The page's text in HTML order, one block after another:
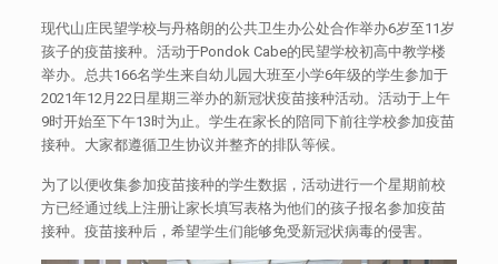
现代山庄民望学校与丹格朗的公共卫生办公处合作举办6岁至11岁
孩子的疫苗接种。活动于Pondok Cabe的民望学校初高中教学楼
举办。总共166名学生来自幼儿园大班至小学6年级的学生参加于
2021年12月22日星期三举办的新冠状疫苗接种活动。活动于上午
9时开始至下午13时为止。学生在家长的陪同下前往学校参加疫苗
接种。大家都遵循卫生协议并整齐的排队等候。
为了以便收集参加疫苗接种的学生数据，活动进行一个星期前校
方已经通过线上注册让家长填写表格为他们的孩子报名参加疫苗
接种。疫苗接种后，希望学生们能够免受新冠状病毒的侵害。